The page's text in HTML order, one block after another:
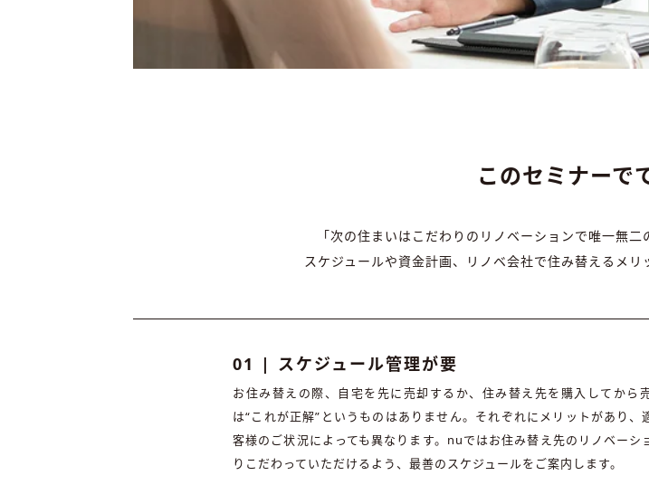
このセミナーで
「次の住まいはこだわりのリノベーションで唯一無
スケジュールや資金計画、リノベ会社で住み替えるメリ
01 | スケジュール管理が要
お住み替えの際、自宅を先に売却するか、住み替え先を購入してから
は“これが正解”というものはありません。それぞれにメリットがあり、
客様のご状況によっても異なります。nuではお住み替え先のリノベーシ
りこだわっていただけるよう、最善のスケジュールをご案内します。